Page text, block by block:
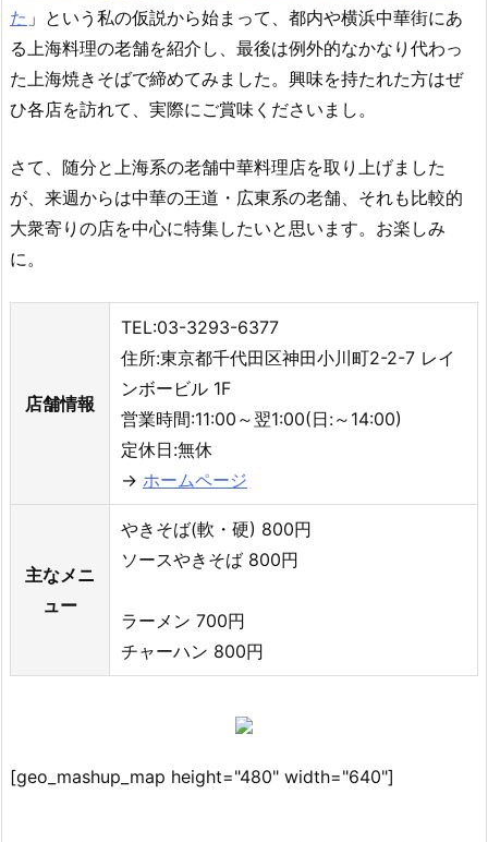
た 」という私の仮説から始まって、都内や横浜中華街にあ
る上海料理の老舗を紹介し、最後は例外的なかなり代わっ
た上海焼きそばで締めてみました。興味を持たれた方はぜ
ひ各店を訪れて、実際にご賞味くださいまし。
さて、随分と上海系の老舗中華料理店を取り上げました
が、来週からは中華の王道・広東系の老舗、それも比較的
大衆寄りの店を中心に特集したいと思います。お楽しみ
に。
店舗情報
TEL:03-3293-6377
住所:東京都千代田区神田小川町2-2-7 レイ
ンボービル 1F
営業時間:11:00～翌1:00(日:～14:00)
定休日:無休
→ ホームページ
主なメニ
ュー
やきそば(軟・硬) 800円
ソースやきそば 800円
ラーメン 700円
チャーハン 800円
[geo_mashup_map height="480" width="640"]